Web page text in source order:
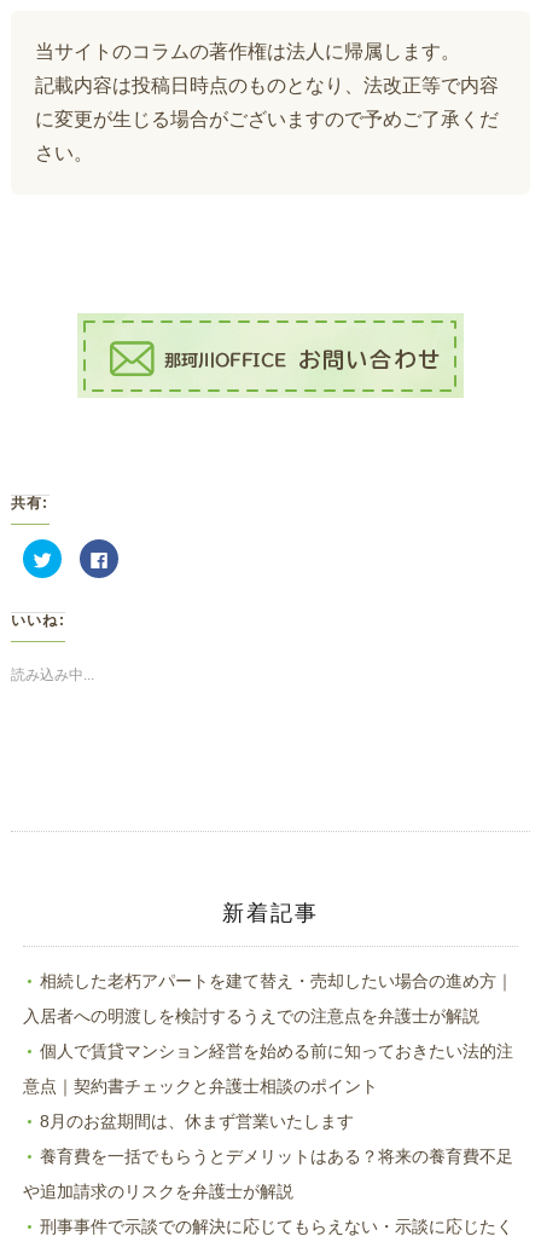
当サイトのコラムの著作権は法人に帰属します。
記載内容は投稿日時点のものとなり、法改正等で内容
に変更が生じる場合がございますので予めご了承くだ
さい。
共有:
ク
リ
し
て
Twitter
共
有
開
Facebook
で
し
開
ま
す)
いいね:
読み込み中...
新着記事
相続した老朽アパートを建て替え・売却したい場合の進め方｜
入居者への明渡しを検討するうえでの注意点を弁護士が解説
個人で賃貸マンション経営を始める前に知っておきたい法的注
意点｜契約書チェックと弁護士相談のポイント
8月のお盆期間は、休まず営業いたします
養育費を一括でもらうとデメリットはある？将来の養育費不足
や追加請求のリスクを弁護士が解説
刑事事件で示談での解決に応じてもらえない・示談に応じたく